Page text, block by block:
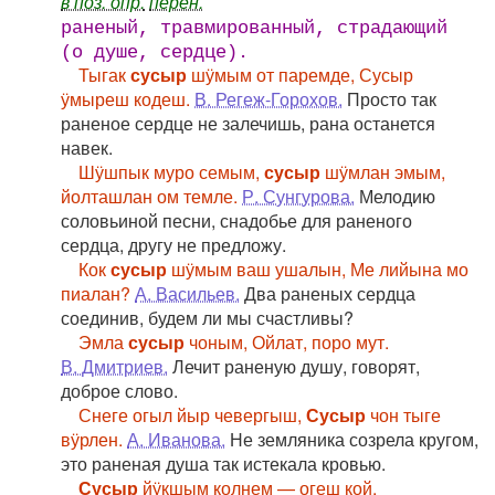
раненый, травмированный, страдающий
(о душе, сердце) .
Тыгаксусыр шӱмым от паремде, Сусыр
ӱмыреш кодеш. В. Регеж-Горохов. Просто так
раненое сердце не залечишь, рана останется
навек.
Шӱшпык муро семым, сусыр шӱмлан эмым,
йолташлан ом темле. Р. Сунгурова. Мелодию
соловьиной песни, снадобье для раненого
сердца, другу не предложу.
Коксусыр шӱмым ваш ушалын, Ме лийына мо
пиалан? А. Васильев. Два раненых сердца
соединив, будем ли мы счастливы?
Эмласусыр чоным, Ойлат, поро мут.
В. Дмитриев. Лечит раненую душу, говорят,
доброе слово.
Снеге огыл йыр чевергыш, Сусыр чон тыге
вӱрлен. А. Иванова. Не земляника созрела кругом,
это раненая душа так истекала кровью.
Сусыр йӱкшым колнем — огеш кой.